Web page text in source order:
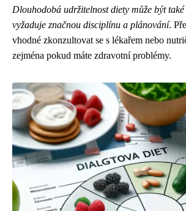
Dlouhodobá udržitelnost diety může být
vyžaduje značnou disciplínu a plánování.
vhodné zkonzultovat se s lékařem nebo
zejména pokud máte zdravotní problémy.